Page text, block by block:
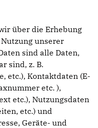
Landtag
über die Erhebung
unserer
sind alle Daten,
sind, z. B.
etc.), Kontaktdaten (E-
etc. ),
etc.), Nutzungsdaten
etc.) und
Geräte- und